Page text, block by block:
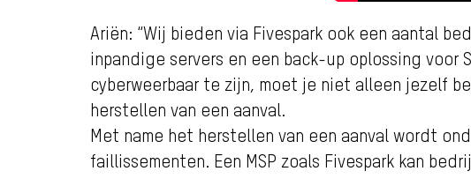
Ariën: “Wij bieden via Fivespark ook een aantal
inpandige servers en een back-up oplossing voor
cyberweerbaar te zijn, moet je niet alleen jezelf
herstellen van een aanval.
Met name het herstellen van een aanval wordt
faillissementen. Een MSP zoals Fivespark kan